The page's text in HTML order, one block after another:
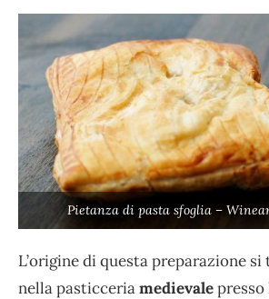
Pietanza di pasta sfoglia –
L’origine di questa preparazione
nella pasticceriamedievalepresso